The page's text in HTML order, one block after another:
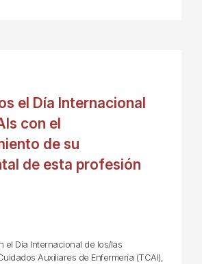
el Día Internacional
con el
de su
de esta profesión
el Día Internacional de los/las
Auxiliares de Enfermería (TCAI),